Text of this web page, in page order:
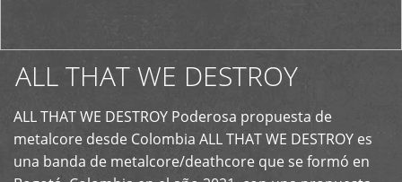
ALL THAT WE DESTROY
ALL THAT WE DESTROY Poderosa propuesta de
metalcore desde Colombia ALL THAT WE DESTROY es
una banda de metalcore/deathcore que se formó en